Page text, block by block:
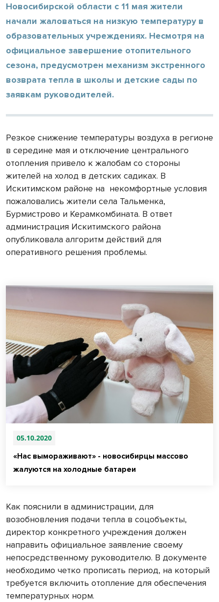
Новосибирской области с 11 мая жители
начали жаловаться на низкую температуру в
образовательных учреждениях. Несмотря на
официальное завершение отопительного
сезона, предусмотрен механизм экстренного
возврата тепла в школы и детские сады по
заявкам руководителей.
Резкое снижение температуры воздуха в регионе
в середине мая и отключение центрального
отопления привело к жалобам со стороны
жителей на холод в детских садиках. В
Искитимском районе на некомфортные условия
пожаловались жители села Тальменка,
Бурмистрово и Керамкомбината. В ответ
администрация Искитимского района
опубликовала алгоритм действий для
оперативного решения проблемы.
05.10.2020
«Нас вымораживают» - новосибирцы массово
жалуются на холодные батареи
Как пояснили в администрации, для
возобновления подачи тепла в соцобъекты,
директор конкретного учреждения должен
направить официальное заявление своему
непосредственному руководителю. В документе
необходимо четко прописать период, на который
требуется включить отопление для обеспечения
температурных норм.